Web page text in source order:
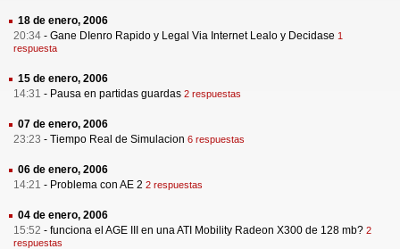
18 de enero, 2006
20:34 - Gane DIenro Rapido y Legal Via Internet Lealo y Decidase 1
respuesta
15 de enero, 2006
14:31 - Pausa en partidas guardas 2 respuestas
07 de enero, 2006
23:23 - Tiempo Real de Simulacion 6 respuestas
06 de enero, 2006
14:21 - Problema con AE 2 2 respuestas
04 de enero, 2006
15:52 - funciona el AGE III en una ATI Mobility Radeon X300 de 128 mb? 2
respuestas